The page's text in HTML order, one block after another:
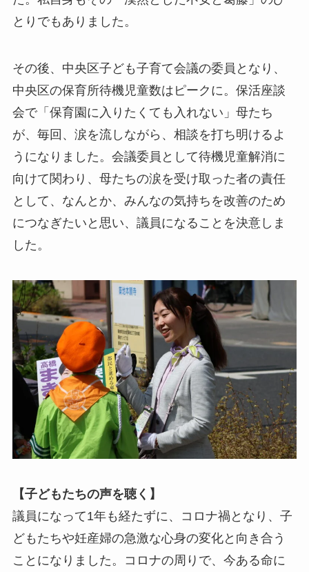
とりでもありました。
その後、中央区子ども子育て会議の委員となり、
中央区の保育所待機児童数はピークに。保活座談
会で「保育園に入りたくても入れない」母たち
が、毎回、涙を流しながら、相談を打ち明けるよ
うになりました。会議委員として待機児童解消に
向けて関わり、母たちの涙を受け取った者の責任
として、なんとか、みんなの気持ちを改善のため
につなぎたいと思い、議員になることを決意しま
した。
【子どもたちの声を聴く】
議員になって1年も経たずに、コロナ禍となり、子
どもたちや妊産婦の急激な心身の変化と向き合う
ことになりました。コロナの周りで、今ある命に